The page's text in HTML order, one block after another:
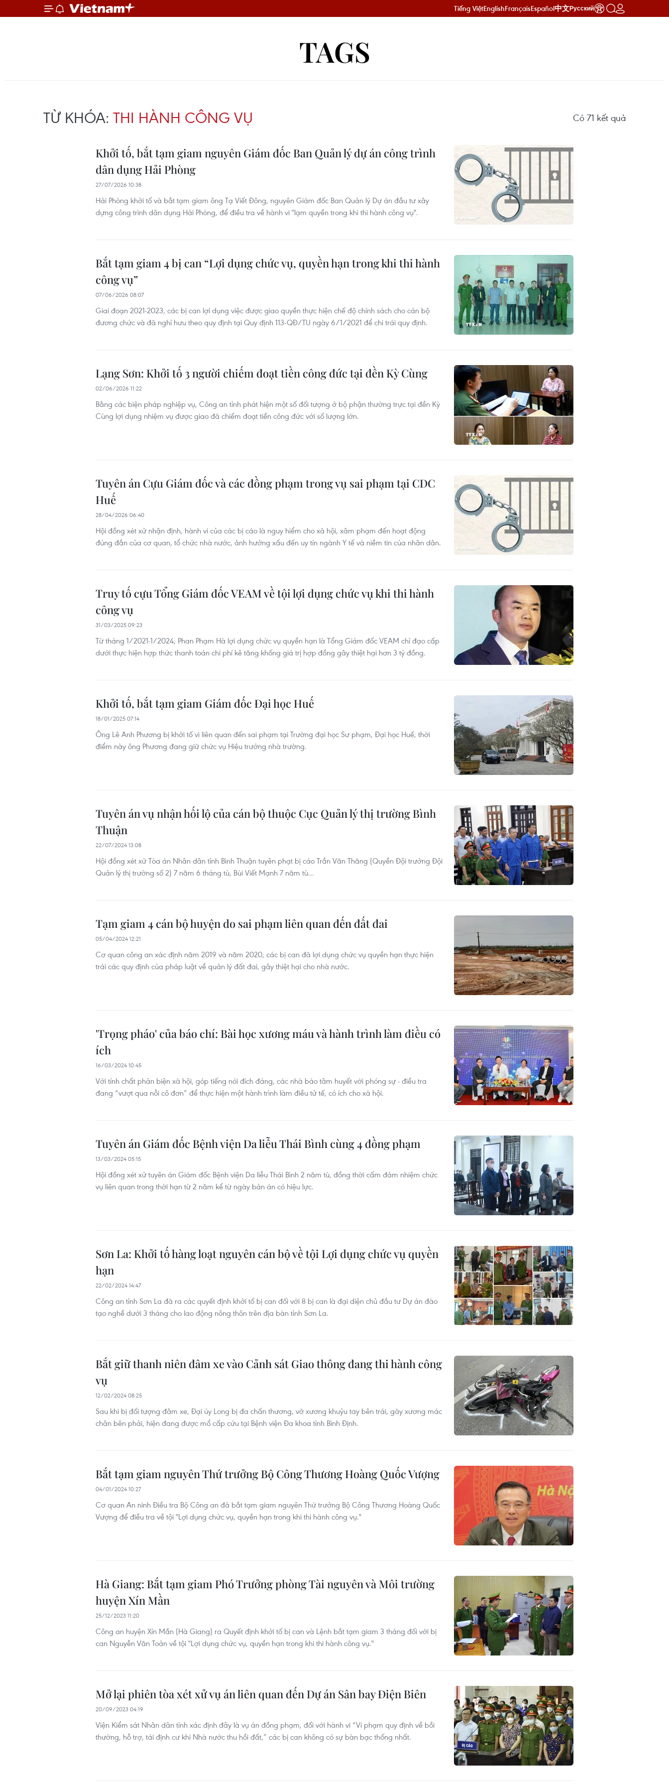
Tiếng ViệtEnglishFrançaisEspañol中文Русский
TAGS
TỪ KHÓA: THI HÀNH CÔNG VỤ Có 71 kết quả
Khởi tố, bắt tạm giam nguyên Giám đốc Ban Quản lý dự án công trình
dân dụng Hải Phòng
27/07/2026 10:38
Hải Phòng khởi tố và bắt tạm giam ông Tạ Viết Đông, nguyên Giám đốc Ban Quản lý Dự án đầu tư xây
dựng công trình dân dụng Hải Phòng, để điều tra về hành vi "lạm quyền trong khi thi hành công vụ".
Bắt tạm giam 4 bị can “Lợi dụng chức vụ, quyền hạn trong khi thi hành
công vụ”
07/06/2026 08:07
Giai đoạn 2021-2023, các bị can lợi dụng việc được giao quyền thực hiện chế độ chính sách cho cán bộ
đương chức và đã nghỉ hưu theo quy định tại Quy định 113-QĐ/TU ngày 6/1/2021 để chi trái quy định.
Lạng Sơn: Khởi tố 3 người chiếm đoạt tiền công đức tại đền Kỳ Cùng
02/06/2026 11:22
Bằng các biện pháp nghiệp vụ, Công an tỉnh phát hiện một số đối tượng ở bộ phận thường trực tại đền Kỳ
Cùng lợi dụng nhiệm vụ được giao đã chiếm đoạt tiền công đức với số lượng lớn.
Tuyên án Cựu Giám đốc và các đồng phạm trong vụ sai phạm tại CDC
Huế
28/04/2026 06:40
Hội đồng xét xử nhận định, hành vi của các bị cáo là nguy hiểm cho xã hội, xâm phạm đến hoạt động
đúng đắn của cơ quan, tổ chức nhà nước, ảnh hưởng xấu đến uy tín ngành Y tế và niềm tin của nhân dân.
Truy tố cựu Tổng Giám đốc VEAM về tội lợi dụng chức vụ khi thi hành
công vụ
31/03/2025 09:23
Từ tháng 1/2021-1/2024, Phan Phạm Hà lợi dụng chức vụ quyền hạn là Tổng Giám đốc VEAM chỉ đạo cấp
dưới thực hiện hợp thức thanh toán chi phí kê tăng khống giá trị hợp đồng gây thiệt hại hơn 3 tỷ đồng.
Khởi tố, bắt tạm giam Giám đốc Đại học Huế
18/01/2025 07:14
Ông Lê Anh Phương bị khởi tố vì liên quan đến sai phạm tại Trường đại học Sư phạm, Đại học Huế; thời
điểm này ông Phương đang giữ chức vụ Hiệu trưởng nhà trường.
Tuyên án vụ nhận hối lộ của cán bộ thuộc Cục Quản lý thị trường Bình
Thuận
22/07/2024 13:08
Hội đồng xét xử Tòa án Nhân dân tỉnh Bình Thuận tuyên phạt bị cáo Trần Văn Thăng (Quyền Đội trưởng Đội
Quản lý thị trường số 2) 7 năm 6 tháng tù, Bùi Viết Mạnh 7 năm tù...
Tạm giam 4 cán bộ huyện do sai phạm liên quan đến đất đai
05/04/2024 12:21
Cơ quan công an xác định năm 2019 và năm 2020, các bị can đã lợi dụng chức vụ quyền hạn thực hiện
trái các quy định của pháp luật về quản lý đất đai, gây thiệt hại cho nhà nước.
'Trọng pháo' của báo chí: Bài học xương máu và hành trình làm điều có
ích
16/03/2024 10:45
Với tính chất phản biện xã hội, góp tiếng nói đích đáng, các nhà báo tâm huyết với phóng sự - điều tra
đang “vượt qua nỗi cô đơn” để thực hiện một hành trình làm điều tử tế, có ích cho xã hội.
Tuyên án Giám đốc Bệnh viện Da liễu Thái Bình cùng 4 đồng phạm
13/03/2024 05:15
Hội đồng xét xử tuyên án Giám đốc Bệnh viện Da liễu Thái Bình 2 năm tù, đồng thời cấm đảm nhiệm chức
vụ liên quan trong thời hạn từ 2 năm kể từ ngày bản án có hiệu lực.
Sơn La: Khởi tố hàng loạt nguyên cán bộ về tội Lợi dụng chức vụ quyền
hạn
22/02/2024 14:47
Công an tỉnh Sơn La đã ra các quyết định khởi tố bị can đối với 8 bị can là đại diện chủ đầu tư Dự án đào
tạo nghề dưới 3 tháng cho lao động nông thôn trên địa bàn tỉnh Sơn La.
Bắt giữ thanh niên đâm xe vào Cảnh sát Giao thông đang thi hành công
vụ
12/02/2024 08:25
Sau khi bị đối tượng đâm xe, Đại úy Long bị đa chấn thương, vỡ xương khuỷu tay bên trái, gãy xương mác
chân bên phải, hiện đang được mổ cấp cứu tại Bệnh viện Đa khoa tỉnh Bình Định.
Bắt tạm giam nguyên Thứ trưởng Bộ Công Thương Hoàng Quốc Vượng
04/01/2024 10:27
Cơ quan An ninh Điều tra Bộ Công an đã bắt tạm giam nguyên Thứ trưởng Bộ Công Thương Hoàng Quốc
Vượng để điều tra về tội "Lợi dụng chức vụ, quyền hạn trong khi thi hành công vụ."
Hà Giang: Bắt tạm giam Phó Trưởng phòng Tài nguyên và Môi trường
huyện Xín Mần
25/12/2023 11:20
Công an huyện Xín Mần (Hà Giang) ra Quyết định khởi tố bị can và Lệnh bắt tạm giam 3 tháng đối với bị
can Nguyễn Văn Toản về tội "Lợi dụng chức vụ, quyền hạn trong khi thi hành công vụ."
Mở lại phiên tòa xét xử vụ án liên quan đến Dự án Sân bay Điện Biên
20/09/2023 04:19
Viện Kiểm sát Nhân dân tỉnh xác định đây là vụ án đồng phạm, đối với hành vi “Vi phạm quy định về bồi
thường, hỗ trợ, tái định cư khi Nhà nước thu hồi đất,” các bị can không có sự bàn bạc thống nhất.